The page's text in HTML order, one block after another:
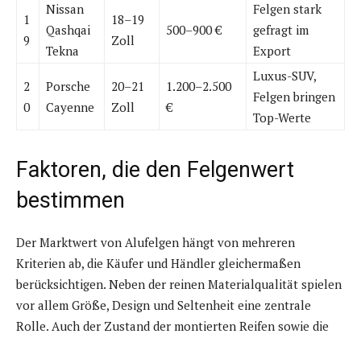
1
9
Nissan
Qashqai
Tekna
18–19
Zoll
500–900 €
Felgen stark
gefragt im
Export
2
0
Porsche
Cayenne
20–21
Zoll
1.200–2.500
€
Luxus-SUV,
Felgen bringen
Top-Werte
Faktoren, die den Felgenwert
bestimmen
Der Marktwert von Alufelgen hängt von mehreren
Kriterien ab, die Käufer und Händler gleichermaßen
berücksichtigen. Neben der reinen Materialqualität spielen
vor allem Größe, Design und Seltenheit eine zentrale
Rolle. Auch der Zustand der montierten Reifen sowie die